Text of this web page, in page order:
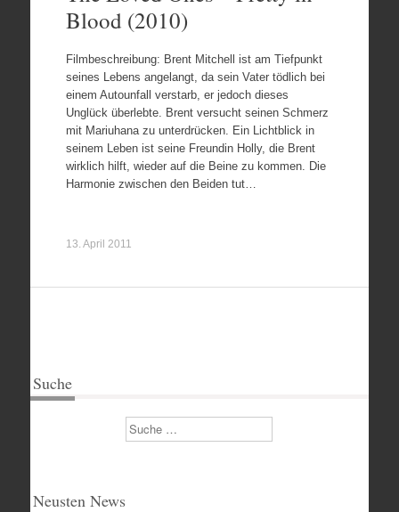
Blood (2010)
Filmbeschreibung: Brent Mitchell ist am Tiefpunkt
seines Lebens angelangt, da sein Vater tödlich bei
einem Autounfall verstarb, er jedoch dieses
Unglück überlebte. Brent versucht seinen Schmerz
mit Mariuhana zu unterdrücken. Ein Lichtblick in
seinem Leben ist seine Freundin Holly, die Brent
wirklich hilft, wieder auf die Beine zu kommen. Die
Harmonie zwischen den Beiden tut…
13. April 2011
Suche
Suchen
Neusten News